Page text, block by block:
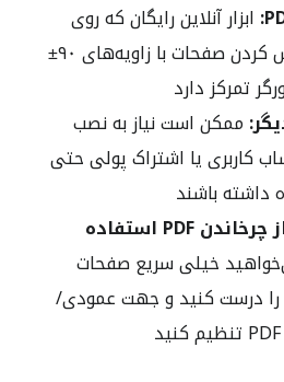
ابزار آنلاین رایگان که روی
چرخاندن و برعکس کردن صفحات با زاویه‌های ۹۰±
ممکن است نیاز به نصب
کاربری یا اشتراک پولی حتی
باشند
چه زمانی از چرخاندن PDF استفاده
خیلی سریع صفحات
درست کنید و جهت عمودی/